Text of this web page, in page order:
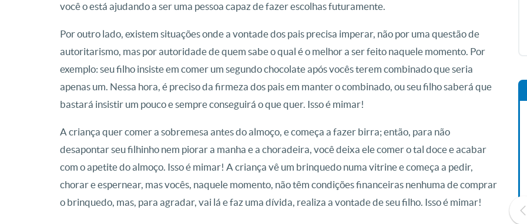
você o está ajudando a ser uma pessoa capaz de fazer escolhas futuramente.
Por outro lado, existem situações onde a vontade dos pais precisa imperar, não por uma questão de
autoritarismo, mas por autoridade de quem sabe o qual é o melhor a ser feito naquele momento. Por
exemplo: seu filho insiste em comer um segundo chocolate após vocês terem combinado que seria
apenas um. Nessa hora, é preciso da firmeza dos pais em manter o combinado, ou seu filho saberá que
bastará insistir um pouco e sempre conseguirá o que quer. Isso é mimar!
A criança quer comer a sobremesa antes do almoço, e começa a fazer birra; então, para não
desapontar seu filhinho nem piorar a manha e a choradeira, você deixa ele comer o tal doce e acabar
com o apetite do almoço. Isso é mimar! A criança vê um brinquedo numa vitrine e começa a pedir,
chorar e espernear, mas vocês, naquele momento, não têm condições financeiras nenhuma de comprar
o brinquedo, mas, para agradar, vai lá e faz uma dívida, realiza a vontade de seu filho. Isso é mimar!